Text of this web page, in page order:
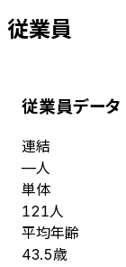
従業員
従業員データ
連結
—人
単体
121人
平均年齢
43.5歳